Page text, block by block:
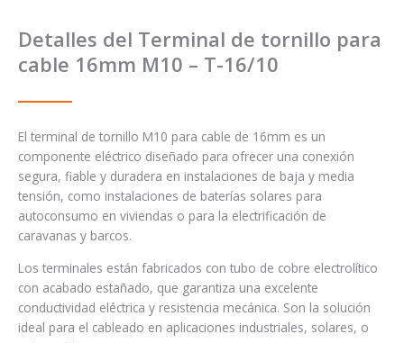
Detalles del Terminal de tornillo para
cable 16mm M10 – T-16/10
El terminal de tornillo M10 para cable de 16mm es un
componente eléctrico diseñado para ofrecer una conexión
segura, fiable y duradera en instalaciones de baja y media
tensión, como instalaciones de baterías solares para
autoconsumo en viviendas o para la electrificación de
caravanas y barcos.
Los terminales están fabricados con tubo de cobre electrolítico
con acabado estañado, que garantiza una excelente
conductividad eléctrica y resistencia mecánica. Son la solución
ideal para el cableado en aplicaciones industriales, solares, o